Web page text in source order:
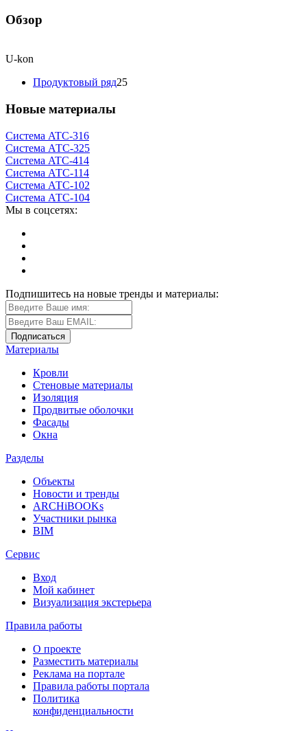
Обзор
U-kon
Продуктовый ряд25
Новые материалы
Система ATС-316
Система АТС-325
Система ATС-414
Система АТС-114
Система АТС-102
Система АТС-104
Мы в соцсетях:
Подпишитесь на новые тренды и материалы:
Материалы
Кровли
Стеновые материалы
Изоляция
Продвитые оболочки
Фасады
Окна
Разделы
Объекты
Новости и тренды
ARCHiBOOKs
Участники рынка
BIM
Сервис
Вход
Мой кабинет
Визуализация экстерьера
Правила работы
О проекте
Разместить материалы
Реклама на портале
Правила работы портала
Политика
конфиденциальности